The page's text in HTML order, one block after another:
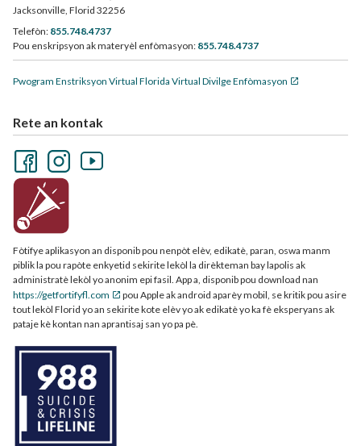
Jacksonville, Florid 32256
Telefòn: 855.748.4737
Pou enskripsyon ak materyèl enfòmasyon: 855.748.4737
Pwogram Enstriksyon Virtual Florida Virtual Divilge Enfòmasyon
Rete an kontak
Fòtifye aplikasyon an disponib pou nenpòt elèv, edikatè, paran, oswa manm
piblik la pou rapòte enkyetid sekirite lekòl la dirèkteman bay lapolis ak
administratè lekòl yo anonim epi fasil. App a, disponib pou download nan
https://getfortifyfl.com
pou Apple ak android aparèy mobil, se kritik pou asire
tout lekòl Florid yo an sekirite kote elèv yo ak edikatè yo ka fè eksperyans ak
pataje kè kontan nan aprantisaj san yo pa pè.